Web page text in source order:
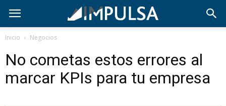
Inicio Negocios
No cometas estos errores al
marcar KPIs para tu empresa